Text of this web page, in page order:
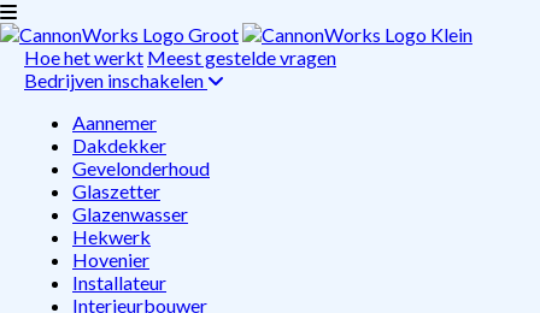
Hoe het werkt Meest gestelde vragen
Bedrijven inschakelen
Aannemer
Dakdekker
Gevelonderhoud
Glaszetter
Glazenwasser
Hekwerk
Hovenier
Installateur
Interieurbouwer